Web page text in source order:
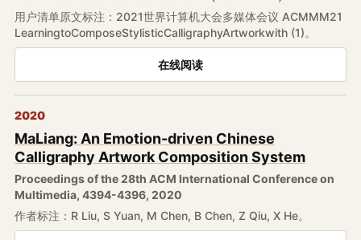
用户清单原文标注：2021世界计算机大会多媒体会议 ACMMM21
LearningtoComposeStylisticCalligraphyArtworkwith (1)。
在线阅读
2020
MaLiang: An Emotion-driven Chinese
Calligraphy Artwork Composition System
Proceedings of the 28th ACM International Conference on
Multimedia, 4394-4396, 2020
作者标注：R Liu, S Yuan, M Chen, B Chen, Z Qiu, X He。